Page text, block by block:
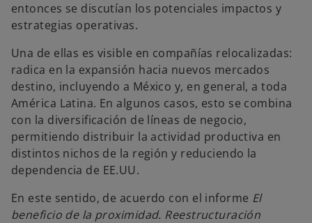
entonces se discutían los potenciales impactos y
estrategias operativas.
Una de ellas es visible en compañías relocalizadas:
radica en la expansión hacia nuevos mercados
destino, incluyendo a México y, en general, a toda
América Latina. En algunos casos, esto se combina
con la diversificación de líneas de negocio,
permitiendo distribuir la actividad productiva en
distintos nichos de la región y reduciendo la
dependencia de EE.UU.
En este sentido, de acuerdo con el informe El
beneficio de la proximidad. Reestructuración